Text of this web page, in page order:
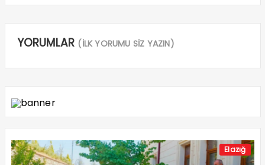
YORUMLAR (İLK YORUMU SİZ YAZIN)
Elazığ